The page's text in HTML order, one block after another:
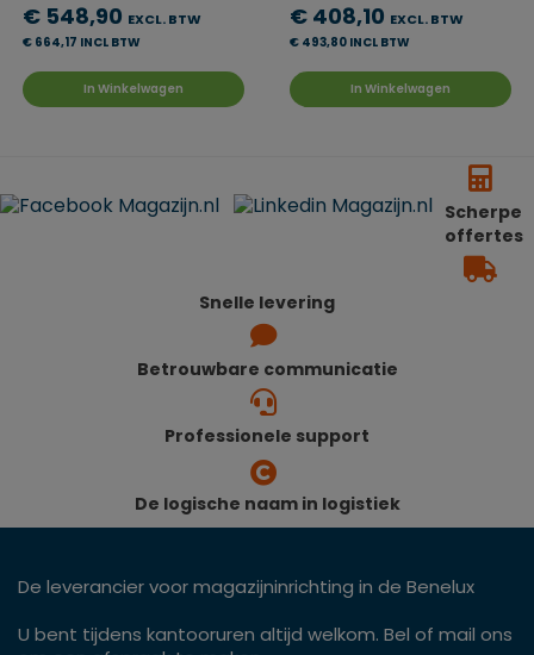
€ 548,90 EXCL. BTW
€ 664,17 INCL BTW
In Winkelwagen
€ 408,10 EXCL. BTW
€ 493,80 INCL BTW
In Winkelwagen
Scherpe
offertes
Snelle levering
Betrouwbare communicatie
Professionele support
De logische naam in logistiek
De leverancier voor magazijninrichting in de Benelux
U bent tijdens kantooruren altijd welkom. Bel of mail ons